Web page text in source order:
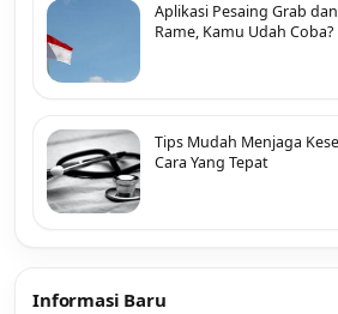
Aplikasi Pesaing Grab
Rame, Kamu Udah Coba?
Tips Mudah Menjaga
Cara Yang Tepat
Informasi Baru